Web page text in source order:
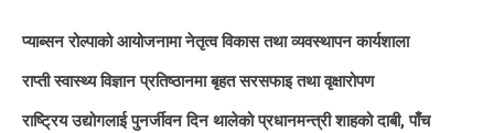
प्याब्सन रोल्पाको आयोजनामा नेतृत्व विकास तथा व्यवस्थापन कार्यशाला
राप्ती स्वास्थ्य विज्ञान प्रतिष्ठानमा बृहत सरसफाइ तथा वृक्षारोपण
राष्ट्रिय उद्योगलाई पुनर्जीवन दिन थालेको प्रधानमन्त्री शाहको दाबी, पाँच